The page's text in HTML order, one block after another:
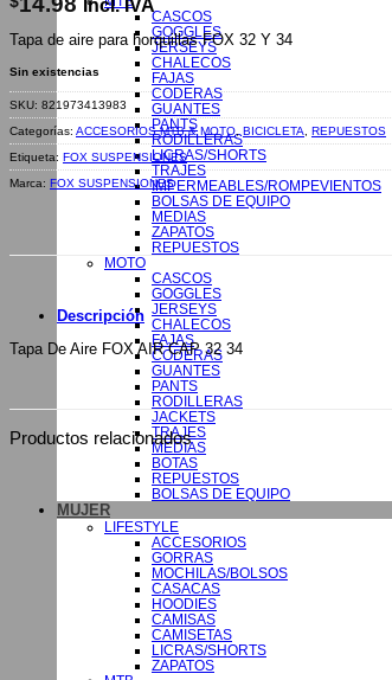
CASCOS
GOGGLES
JERSEYS
CHALECOS
FAJAS
CODERAS
GUANTES
PANTS
RODILLERAS
LICRAS/SHORTS
TRAJES
IMPERMEABLES/ROMPEVIENTOS
BOLSAS DE EQUIPO
MEDIAS
ZAPATOS
REPUESTOS
MOTO
CASCOS
GOGGLES
JERSEYS
CHALECOS
FAJAS
CODERAS
GUANTES
PANTS
RODILLERAS
JACKETS
TRAJES
MEDIAS
BOTAS
REPUESTOS
BOLSAS DE EQUIPO
MUJER
LIFESTYLE
ACCESORIOS
GORRAS
MOCHILAS/BOLSOS
CASACAS
HOODIES
CAMISAS
CAMISETAS
LICRAS/SHORTS
ZAPATOS
Incl. IVA
Tapa de aire para horquillas FOX 32 Y 34
Sin existencias
SKU: 821973413983
Categorías: ACCESORIOS MTB & MOTO BICICLETA
REPUESTOS
Etiqueta: FOX SUSPENSIONES
Marca: FOX SUSPENSIONES
Descripción
Tapa De Aire FOX AIR CAP 32 34
Productos relacionados